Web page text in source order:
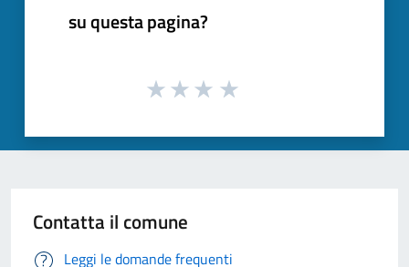
su questa pagina?
Contatta il comune
Leggi le domande frequenti